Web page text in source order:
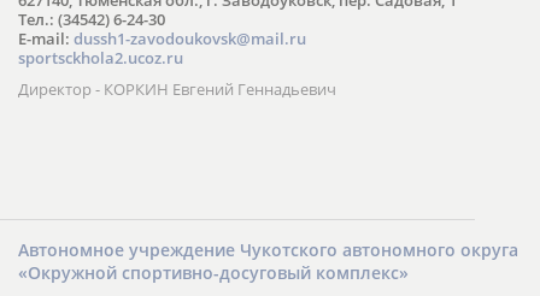
Тел.: (34542) 6-24-30
​E-mail: dussh1-zavodoukovsk@mail.ru
sportsckhola2.ucoz.ru
Директор - КОРКИН Евгений Геннадьевич
Автономное учреждение Чукотского автономного округа
«Окружной спортивно-досуговый комплекс»